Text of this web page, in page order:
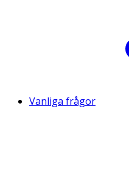
Vanliga frågor